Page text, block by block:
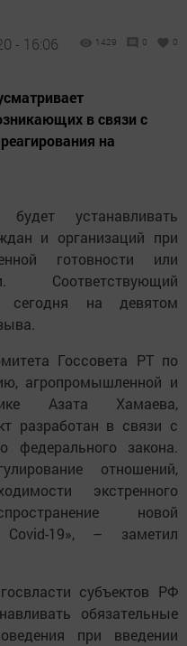
- 16:06 1429 0 0
в связи с
на
будет устанавливать
и организаций при
готовности или
Соответствующий
сегодня на девятом
Госсовета РТ по
агропромышленной и
Азата Хамаева,
разработан в связи с
федерального закона.
отношений,
экстренного
новой
Covid-19», – заметил
субъектов РФ
обязательные
при введении